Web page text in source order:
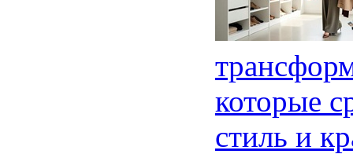
которые
стиль и